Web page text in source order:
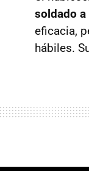
soldado
eficacia,
hábiles.